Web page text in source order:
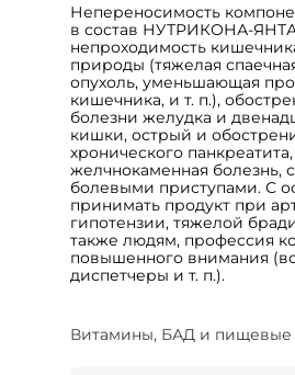
Непереносимость
в состав НУТРИКОНА-
непроходимость
природы (тяжелая
опухоль, уменьшающая
кишечника, и т. п.),
болезни желудка и
кишки, острый и
хронического панкреатита,
желчнокаменная болезнь,
болевыми приступами. С
принимать продукт при
гипотензии, тяжелой
также людям, профессия
повышенного внимания
диспетчеры и т. п.).
Витамины, БАД и пищевые